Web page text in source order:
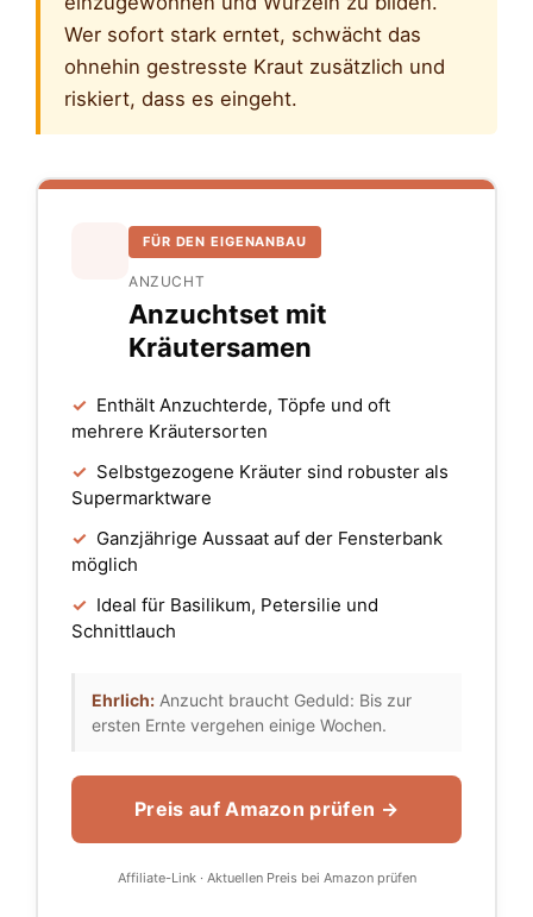
Wer sofort stark erntet, schwächt das
ohnehin gestresste Kraut zusätzlich und
riskiert, dass es eingeht.
FÜR DEN EIGENANBAU
ANZUCHT
Anzuchtset mit
Kräutersamen
✓ Enthält Anzuchterde, Töpfe und oft
mehrere Kräutersorten
✓ Selbstgezogene Kräuter sind robuster als
Supermarktware
✓ Ganzjährige Aussaat auf der Fensterbank
möglich
✓ Ideal für Basilikum, Petersilie und
Schnittlauch
Ehrlich: Anzucht braucht Geduld: Bis zur
ersten Ernte vergehen einige Wochen.
Preis auf Amazon prüfen →
Affiliate-Link · Aktuellen Preis bei Amazon prüfen